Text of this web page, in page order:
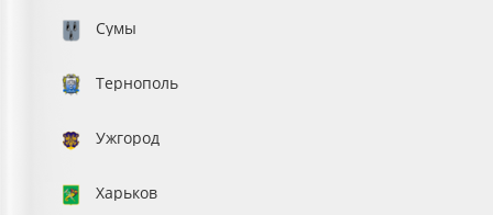
Сумы
Тернополь
Ужгород
Харьков